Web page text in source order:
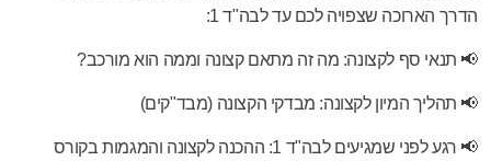
הדרך הארוכה שצפויה לכם עד לבה"ד 1:
📢 תנאי סף לקצונה: מה זה מתאם קצונה וממה הוא מורכב?
📢 תהליך המיון לקצונה: מבדקי הקצונה (מבד"קים)
📢 רגע לפני שמגיעים לבה"ד 1: ההכנה לקצונה והמגמות בקורס